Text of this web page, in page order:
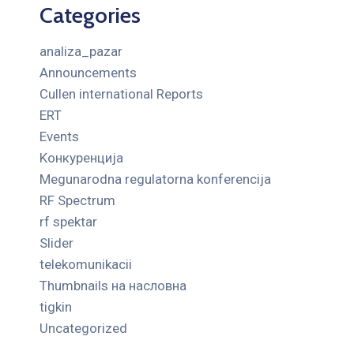
Categories
analiza_pazar
Announcements
Cullen international Reports
ERT
Events
Kонкуренција
Megunarodna regulatorna konferencija
RF Spectrum
rf spektar
Slider
telekomunikacii
Thumbnails на насловна
tigkin
Uncategorized